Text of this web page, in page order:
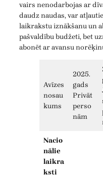
vairs nenodarbojas ar
daudz naudas, var
laikrakstu iznākšanu un
pašvaldību budžeti, bet
abonēt ar avansu
Avīzes
nosau
kums
2025.
gads
Privāt
perso
nām
Nacio
nālie
laikra
ksti